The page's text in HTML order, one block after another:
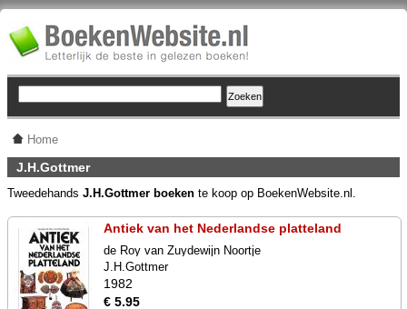
Home
J.H.Gottmer
Tweedehands J.H.Gottmer boeken te koop op BoekenWebsite.nl.
Antiek van het Nederlandse platteland
de Roy van Zuydewijn Noortje
J.H.Gottmer
1982
€ 5.95